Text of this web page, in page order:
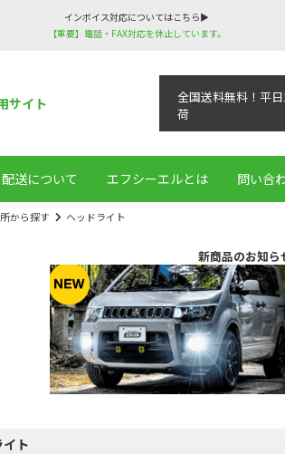
インボイス対応についてはこちら▶
【重要】電話・FAX対応を休止しています。
サイト
全国送料無料！平
荷
配送について エフシーエルとは 問い合
から探す ヘッドライト
新商品のお知ら
イト